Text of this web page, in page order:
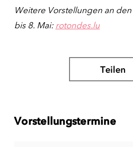
Weitere Vorstellungen an
bis 8. Mai: rotondes.lu
Teilen
Vorstellungstermine